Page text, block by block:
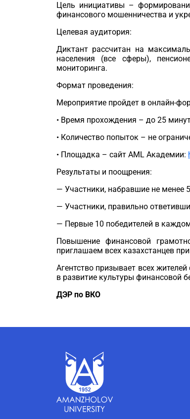
Цель инициативы –
финансового мошенничества и
Целевая аудитория:
Диктант рассчитан на
населения (все сферы),
мониторинга.
Формат проведения:
Мероприятие пройдет в онлайн-
• Время прохождения – до 25
• Количество попыток – не
• Площадка – сайт AML Академии:
Результаты и поощрения:
— Участники, набравшие не менее
— Участники, правильно
— Первые 10 победителей в
Повышение финансовой
приглашаем всех казахстанцев
Агентство призывает всех
в развитие культуры финансовой
ДЭР по ВКО